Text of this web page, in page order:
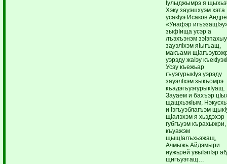
Iулыджымрэ я
Хэку зауэшхуэм хэта
усакIуэ Исаков
«Унафэр
зыфIища усэр а
лъэхъэнэм зэIэпахыу
зауэлIхэм яIыгъащ,
макъами
уэрэду жаIэу
Усэу къежьар
гъуэгурыкIуэ уэрэду
зауэлIхэм зыкъомрэ
къадэгъуэгурыкIуащ.
Зауаем и бахъэр
щащхьэкIым,
и Iэгъуэблагъэм
щIалэхэм я хьэдэхэр
губгъуэм кърахыжри,
къуажэм
щыщIалъхьэжащ,
Ачмыжь Айдэмыри
иужьрей увыIэпIэр
щигъуэтащ…